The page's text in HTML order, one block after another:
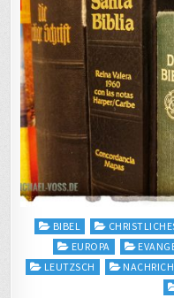
Posted
BIBEL
EUROPA
LEUTZSCH